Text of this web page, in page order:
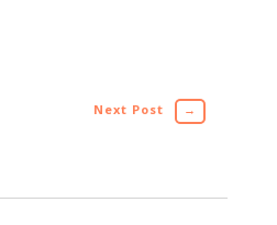
Next Post →